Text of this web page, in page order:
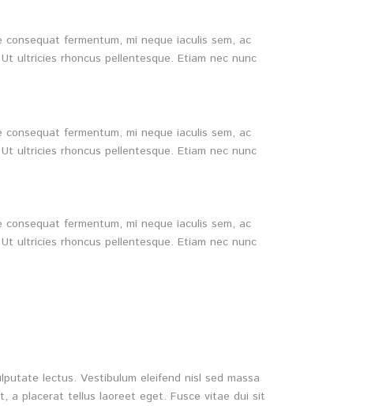
fermentum, mi neque iaculis sem, ac
ultricies rhoncus pellentesque. Etiam nec nunc
fermentum, mi neque iaculis sem, ac
ultricies rhoncus pellentesque. Etiam nec nunc
fermentum, mi neque iaculis sem, ac
ultricies rhoncus pellentesque. Etiam nec nunc
lectus. Vestibulum eleifend nisl sed massa
a placerat tellus laoreet eget. Fusce vitae dui sit